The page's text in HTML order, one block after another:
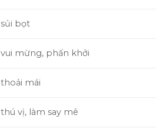
sủi bọt
vui mừng, phấn khởi
thoải mái
thú vị, làm say mê